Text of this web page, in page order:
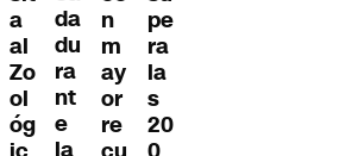
a
al
Zo
ol
óg
da
du
ra
nt
e
la
n
m
ay
or
re
pe
ra
la
s
20